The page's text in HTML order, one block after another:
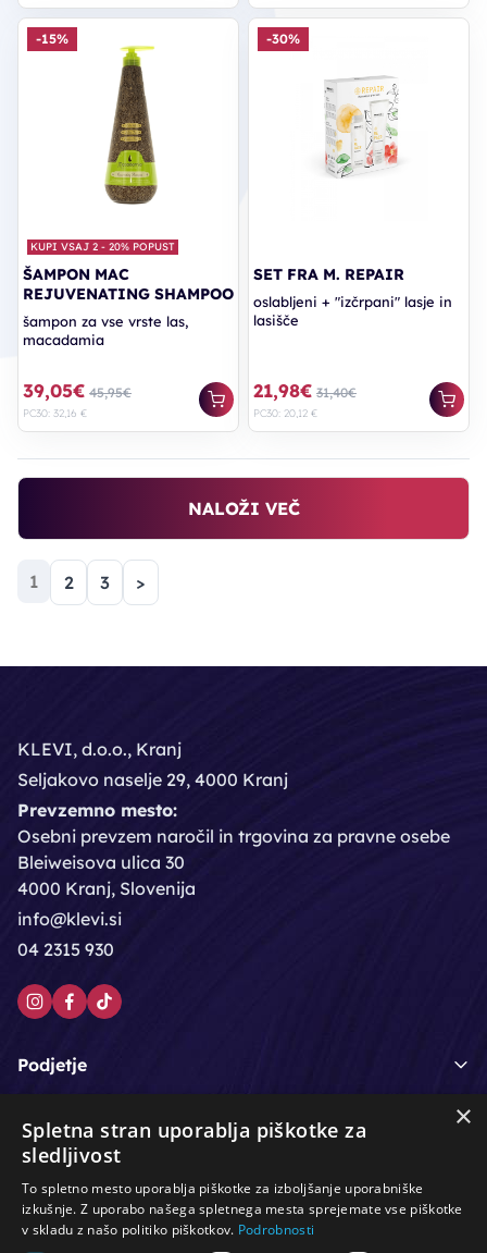
KUPI VSAJ 2 - 20% POPUST
-15%
ŠAMPON MAC
REJUVENATING SHAMPOO
šampon za vse vrste las,
macadamia
39,05€ 45,95€
PC30: 32,16 €
-30%
SET FRA M. REPAIR
oslabljeni + "izčrpani" lasje in
lasišče
21,98€ 31,40€
PC30: 20,12 €
NALOŽI VEČ
1 (trenutna)
2 3 >
KLEVI, d.o.o., Kranj
Seljakovo naselje 29, 4000 Kranj
Prevzemno mesto:
Osebni prevzem naročil in trgovina za pravne osebe
Bleiweisova ulica 30
4000 Kranj, Slovenija
info@klevi.si
04 2315 930
Podjetje
Moj račun
Podpora strankam
×
Spletna stran uporablja piškotke za
sledljivost
To spletno mesto uporablja piškotke za izboljšanje uporabniške
izkušnje. Z uporabo našega spletnega mesta sprejemate vse piškotke
v skladu z našo politiko piškotkov. Podrobnosti